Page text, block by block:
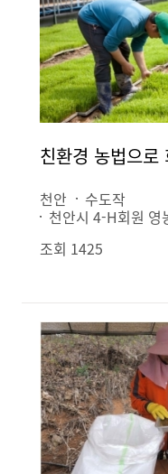
친환경 농법으로
천안
수도작
천안시 4-H회원 영
조회 1425